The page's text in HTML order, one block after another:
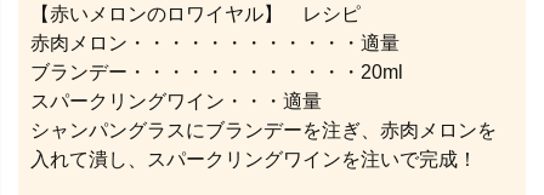
【赤いメロンのロワイヤル】 レシピ
赤肉メロン・・・・・・・・・・・・適量
ブランデー・・・・・・・・・・・・20ml
スパークリングワイン・・・適量
シャンパングラスにブランデーを注ぎ、赤肉メロンを
入れて潰し、スパークリングワインを注いで完成！